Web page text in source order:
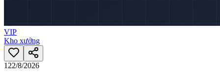
VIP
Kho xưởng
122/8/2026